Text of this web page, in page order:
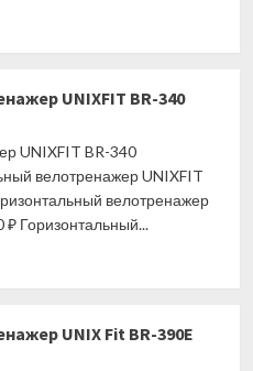
UNIXFIT BR-340
UNIXFIT BR-340
велотренажер UNIXFIT
велотренажер
Горизонтальный...
UNIX Fit BR-390Е